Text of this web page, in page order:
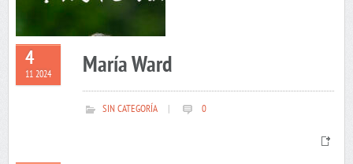
4
11 2024 María Ward
SIN CATEGORÍA 0